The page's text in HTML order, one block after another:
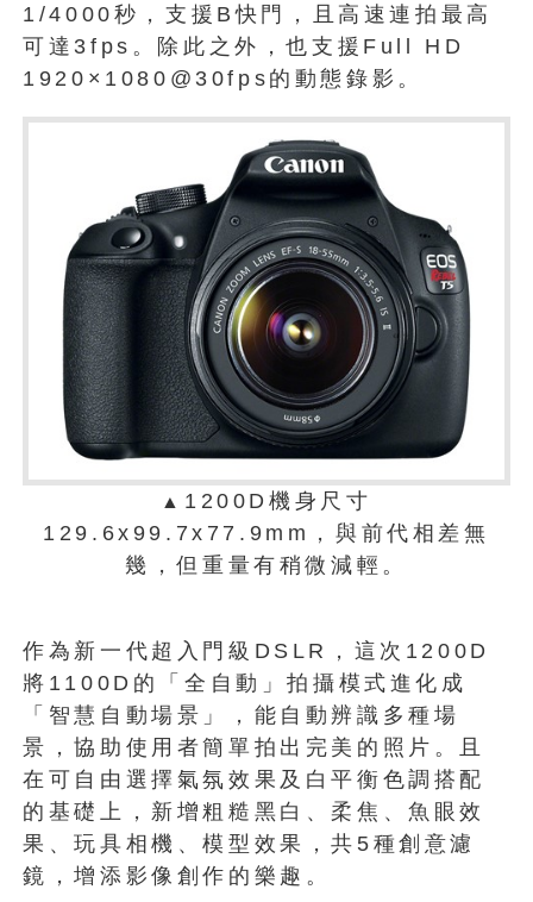
1/4000秒，支援B快門，且高速連拍最高
可達3fps。除此之外，也支援Full HD
1920×1080@30fps的動態錄影。
▲ 1200D機身尺寸
129.6x99.7x77.9mm，與前代相差無
幾，但重量有稍微減輕。
作為新一代超入門級DSLR，這次1200D
將1100D的「全自動」拍攝模式進化成
「智慧自動場景」，能自動辨識多種場
景，協助使用者簡單拍出完美的照片。且
在可自由選擇氣氛效果及白平衡色調搭配
的基礎上，新增粗糙黑白、柔焦、魚眼效
果、玩具相機、模型效果，共5種創意濾
鏡，增添影像創作的樂趣。